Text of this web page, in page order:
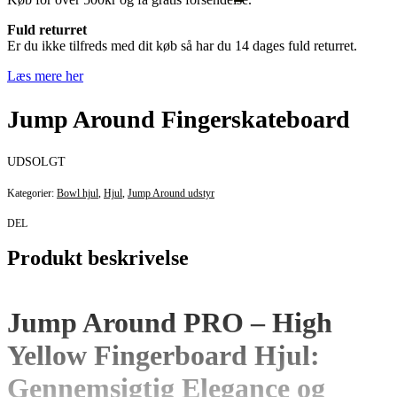
Fuld returret
Er du ikke tilfreds med dit køb så har du 14 dages fuld returret.
Læs mere her
Jump Around Fingerskateboard
UDSOLGT
Kategorier: Bowl hjul, Hjul, Jump Around udstyr
DEL
Produkt beskrivelse
Jump Around PRO – High
Yellow Fingerboard Hjul:
Gennemsigtig Elegance og